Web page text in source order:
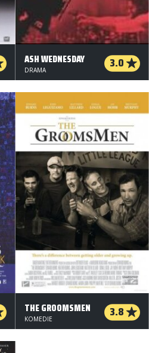
ASH WEDNESDAY 3.0
DRAMA
THE GROOMSMEN 3.8
KOMEDIE